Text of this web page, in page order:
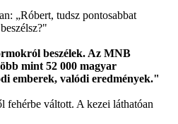
„Róbert, tudsz pontosabbat
beszélek. Az MNB
mint 52 000 magyar
emberek, valódi eredmények."
fehérbe váltott. A kezei láthatóan